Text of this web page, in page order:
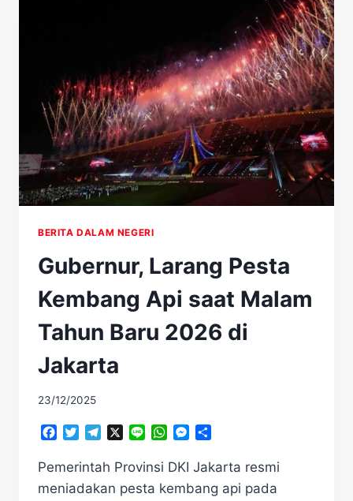
SEMANGAT
ROYONG
DI
TENGAH
BENCANA
BERITA DALAM NEGERI
Gubernur, Larang Pesta
Kembang Api saat Malam
Tahun Baru 2026 di
Jakarta
23/12/2025
Facebook
TwitterTelegramLine WhatsAppMessenger
Pemerintah Provinsi DKI Jakarta resmi
meniadakan pesta kembang api pada